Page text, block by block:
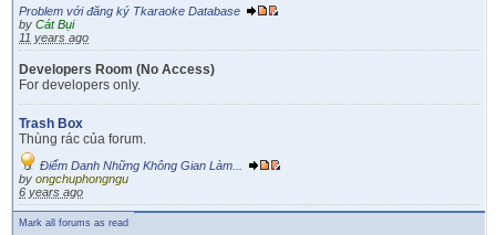
Problem với đăng ký Tkaraoke Database
by Cát Bụi
11 years ago
Developers Room (No Access)
For developers only.
Trash Box
Thùng rác của forum.
Điểm Danh Những Không Gian Làm...
by ongchuphongngu
6 years ago
Mark all forums as read